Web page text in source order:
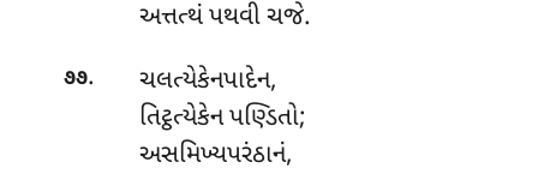
અત્તત્થં પથવી ચજે.
૭૭.
ચલત્યેકેનપાદેન,
તિટ્ઠત્યેકેન પણ્ડિતો;
અસમિખ્યપરંઠાનં,